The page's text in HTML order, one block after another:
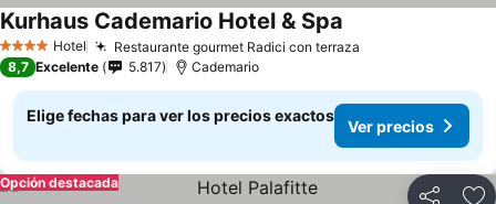
4 EstrellasHotel Restaurante gourmet Radici con terraza
Kurhaus Cademario Hotel & Spa
8,7 Excelente 5.817 Cademario
Elige fechas para ver los precios exactos
Ver precios
Opción destacada